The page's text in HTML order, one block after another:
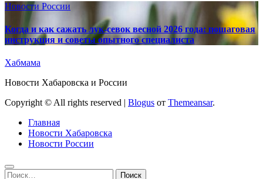
Новости России
Когда и как сажать лук-севок весной 2026 года: пошаговая
инструкция и советы опытного специалиста
Хабмама
Новости Хабаровска и России
Copyright © All rights reserved | Blogus от Themeansar.
Главная
Новости Хабаровска
Новости России
Найти: